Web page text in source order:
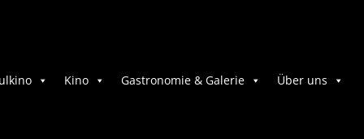
Kino Gastronomie & Galerie Über uns